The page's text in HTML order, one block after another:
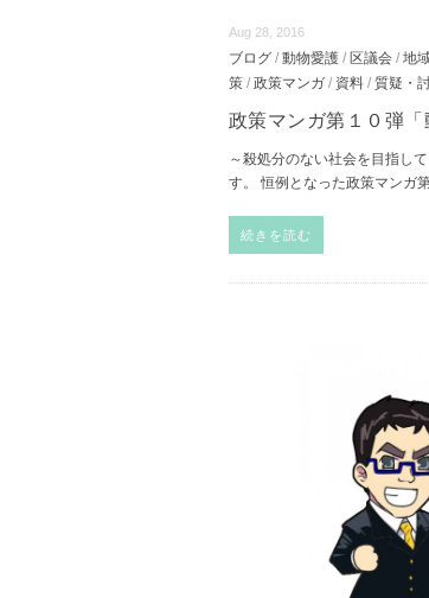
Aug 28, 2016
ブログ/ 動物愛護/ 区議会/ 地
策/ 政策マンガ/ 資料/ 質疑・
政策マンガ第１０弾
～殺処分のない社会を目指し
す。 恒例となった政策マンガ
続きを読む